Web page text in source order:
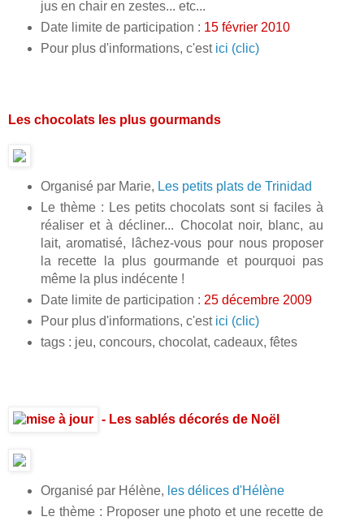
jus en chair en zestes... etc...
Date limite de participation : 15 février 2010
Pour plus d'informations, c'est ici (clic)
Les chocolats les plus gourmands
Organisé par Marie, Les petits plats de Trinidad
Le thème : Les petits chocolats sont si faciles à
réaliser et à décliner... Chocolat noir, blanc, au
lait, aromatisé, lâchez-vous pour nous proposer
la recette la plus gourmande et pourquoi pas
même la plus indécente !
Date limite de participation : 25 décembre 2009
Pour plus d'informations, c'est ici (clic)
tags : jeu, concours, chocolat, cadeaux, fêtes
- Les sablés décorés de Noël
Organisé par Hélène, les délices d'Hélène
Le thème : Proposer une photo et une recette de